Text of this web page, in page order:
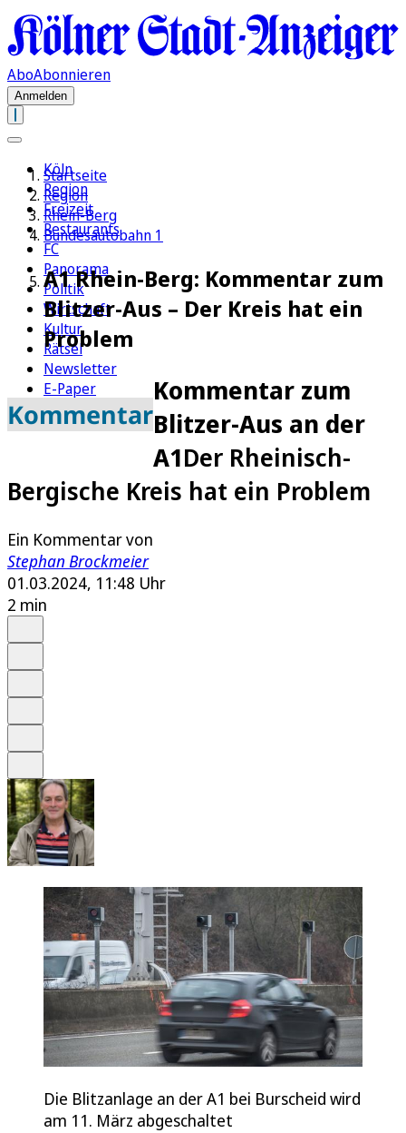
AboAbonnieren
Anmelden
Köln
Region
Freizeit
Restaurants
FC
Panorama
Politik
Wirtschaft
Kultur
Rätsel
Newsletter
E-Paper
Startseite
Region
Rhein-Berg
Bundesautobahn 1
A1 Rhein-Berg: Kommentar zum
Blitzer-Aus – Der Kreis hat ein
Problem
Kommentar
Kommentar zum
Blitzer-Aus an der
A1Der Rheinisch-
Bergische Kreis hat ein Problem
Ein Kommentar von
Stephan Brockmeier
01.03.2024, 11:48 Uhr
2 min
Die Blitzanlage an der A1 bei Burscheid wird
am 11. März abgeschaltet